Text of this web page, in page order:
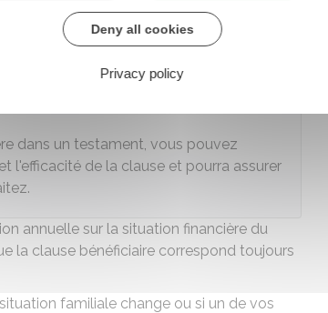
décès, l'identité de vos bénéficiaires
d'
informer l'assureur de l'existence
que l'assureur verse par erreur le
dans un testament, vous pouvez
l'efficacité de la clause et pourra assurer
annuelle sur la situation financière du
la clause bénéficiaire correspond toujours
familiale change ou si un de vos
Deny all cookies
Privacy policy